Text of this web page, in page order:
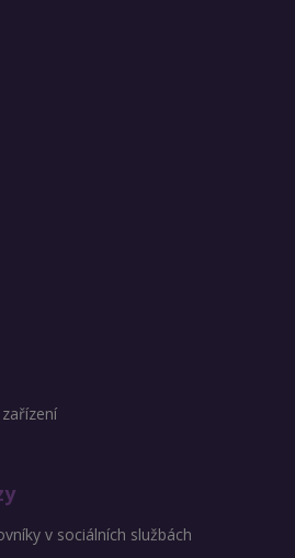
v sociálních službách